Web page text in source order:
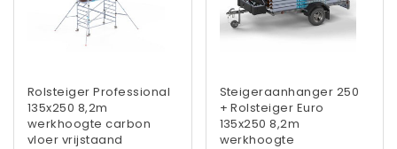
Rolsteiger Professional
135x250 8,2m
werkhoogte carbon
vloer vrijstaand
Steigeraanhanger 250
+ Rolsteiger Euro
135x250 8,2m
werkhoogte